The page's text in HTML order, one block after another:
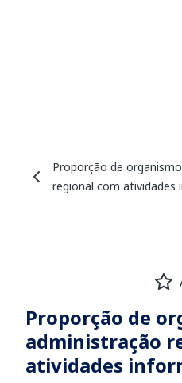
Proporção de
regional com atividades
Proporção de
administração
atividades